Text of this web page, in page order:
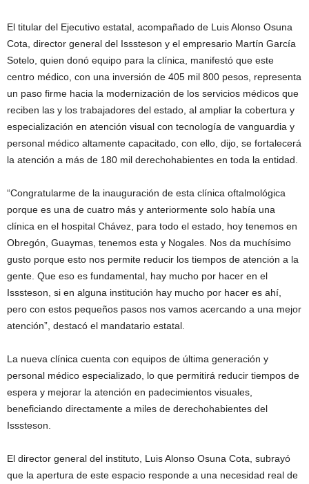
El titular del Ejecutivo estatal, acompañado de Luis Alonso Osuna
Cota, director general del Isssteson y el empresario Martín García
Sotelo, quien donó equipo para la clínica, manifestó que este
centro médico, con una inversión de 405 mil 800 pesos, representa
un paso firme hacia la modernización de los servicios médicos que
reciben las y los trabajadores del estado, al ampliar la cobertura y
especialización en atención visual con tecnología de vanguardia y
personal médico altamente capacitado, con ello, dijo, se fortalecerá
la atención a más de 180 mil derechohabientes en toda la entidad.
“Congratularme de la inauguración de esta clínica oftalmológica
porque es una de cuatro más y anteriormente solo había una
clínica en el hospital Chávez, para todo el estado, hoy tenemos en
Obregón, Guaymas, tenemos esta y Nogales. Nos da muchísimo
gusto porque esto nos permite reducir los tiempos de atención a la
gente. Que eso es fundamental, hay mucho por hacer en el
Isssteson, si en alguna institución hay mucho por hacer es ahí,
pero con estos pequeños pasos nos vamos acercando a una mejor
atención”, destacó el mandatario estatal.
La nueva clínica cuenta con equipos de última generación y
personal médico especializado, lo que permitirá reducir tiempos de
espera y mejorar la atención en padecimientos visuales,
beneficiando directamente a miles de derechohabientes del
Isssteson.
El director general del instituto, Luis Alonso Osuna Cota, subrayó
que la apertura de este espacio responde a una necesidad real de